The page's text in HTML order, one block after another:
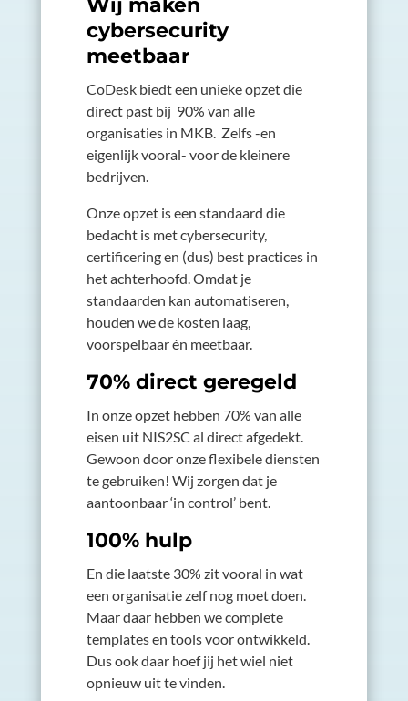
cybersecurity
meetbaar
CoDesk biedt een unieke opzet die
direct past bij 90% van alle
organisaties in MKB. Zelfs -en
eigenlijk vooral- voor de kleinere
bedrijven.
Onze opzet is een standaard die
bedacht is met cybersecurity,
certificering en (dus) best practices in
het achterhoofd. Omdat je
standaarden kan automatiseren,
houden we de kosten laag,
voorspelbaar én meetbaar.
70% direct geregeld
In onze opzet hebben 70% van alle
eisen uit NIS2SC al direct afgedekt.
Gewoon door onze flexibele diensten
te gebruiken! Wij zorgen dat je
aantoonbaar ‘in control’ bent.
100% hulp
En die laatste 30% zit vooral in wat
een organisatie zelf nog moet doen.
Maar daar hebben we complete
templates en tools voor ontwikkeld.
Dus ook daar hoef jij het wiel niet
opnieuw uit te vinden.